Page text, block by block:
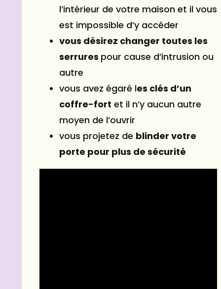
l’intérieur de votre maison et il vous
est impossible d’y accéder
vous désirez changer toutes les
serrures pour cause d’intrusion ou
autre
vous avez égaré les clés d’un
coffre-fort et il n’y aucun autre
moyen de l’ouvrir
vous projetez de blinder votre
porte pour plus de sécurité